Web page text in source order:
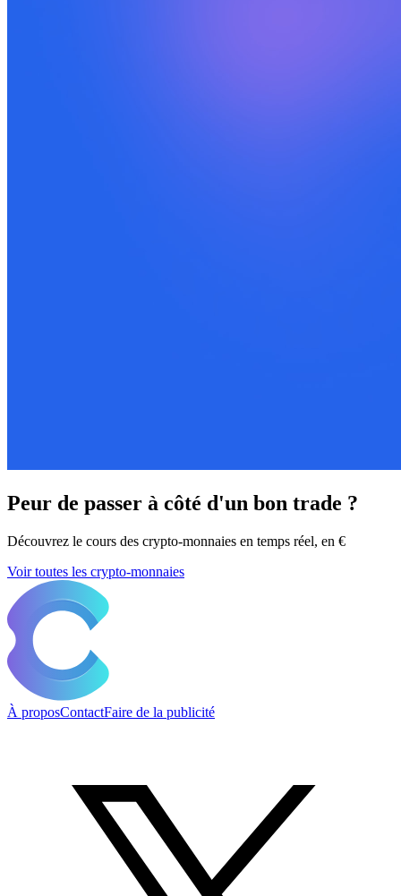
Peur de passer à côté d'un bon trade ?
Découvrez le cours des crypto-monnaies en temps réel, en €
Voir toutes les crypto-monnaies
À proposContactFaire de la publicité